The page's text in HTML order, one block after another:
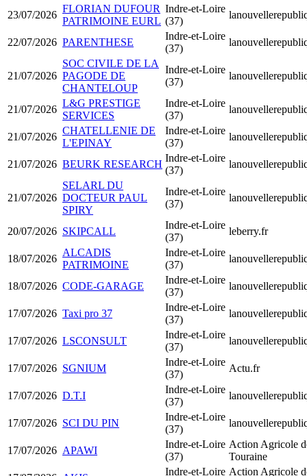
23/07/2026
FLORIAN DUFOUR
PATRIMOINE EURL
Indre-et-Loire
(37)
22/07/2026 PARENTHESE
Indre-et-Loire
(37)
21/07/2026
SOC CIVILE DE LA
PAGODE DE
CHANTELOUP
Indre-et-Loire
(37)
21/07/2026
L&G PRESTIGE
SERVICES
Indre-et-Loire
(37)
21/07/2026
CHATELLENIE DE
L'EPINAY
Indre-et-Loire
(37)
21/07/2026 BEURK RESEARCH
Indre-et-Loire
(37)
21/07/2026
SELARL DU
DOCTEUR PAUL
SPIRY
Indre-et-Loire
(37)
20/07/2026 SKIPCALL
Indre-et-Loire
(37)
leberry.fr
18/07/2026
ALCADIS
PATRIMOINE
Indre-et-Loire
(37)
18/07/2026 CODE-GARAGE
Indre-et-Loire
(37)
17/07/2026 Taxi pro 37
Indre-et-Loire
(37)
17/07/2026 LSCONSULT
Indre-et-Loire
(37)
17/07/2026 SGNIUM
Indre-et-Loire
(37)
Actu.fr
17/07/2026 D.T.I
Indre-et-Loire
(37)
17/07/2026 SCI DU PIN
Indre-et-Loire
(37)
17/07/2026 APAWI
Indre-et-Loire
(37)
Action Agricole
Touraine
Indre-et-Loire Action Agricole